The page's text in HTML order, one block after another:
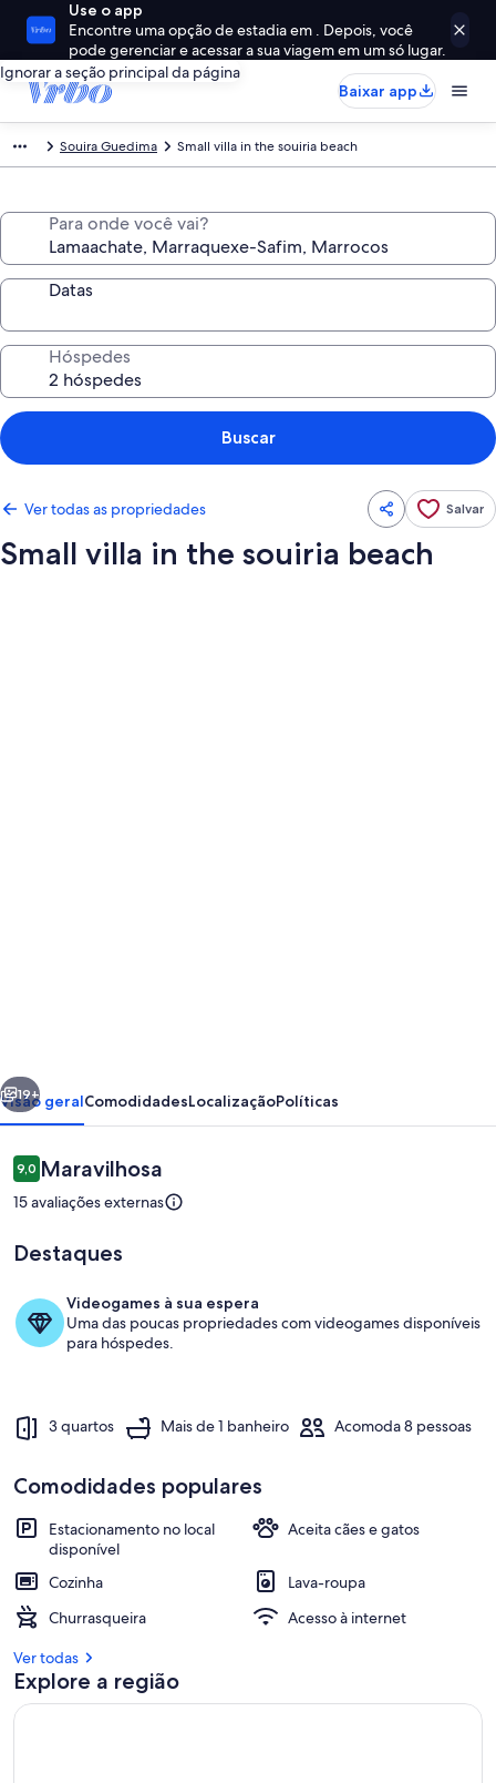
Use o app
Encontre uma opção de estadia em . Depois, você
pode gerenciar e acessar a sua viagem em um só lugar.
Ignorar a seção principal da página
Baixar app
Souira Guedima Small villa in the souiria beach
Para onde você vai?
Datas
Hóspedes
Buscar
Ver todas as propriedades Salvar
Small villa in the souiria beach
souiria
beach
Área da propriedade
Próximo
19+
Visão geralComodidadesLocalizaçãoPolíticas
Avaliações
9,09,0 de 10
Maravilhosa
15 avaliações externas
Destaques
Videogames à sua espera
Uma das poucas propriedades com videogames disponíveis
para hóspedes.
3 quartos Mais de 1 banheiro Acomoda 8 pessoas
Comodidades populares
Estacionamento no local
disponível
Aceita cães e gatos
Cozinha
Lava-roupa
Churrasqueira
Acesso à internet
Ver todas
Explore a região